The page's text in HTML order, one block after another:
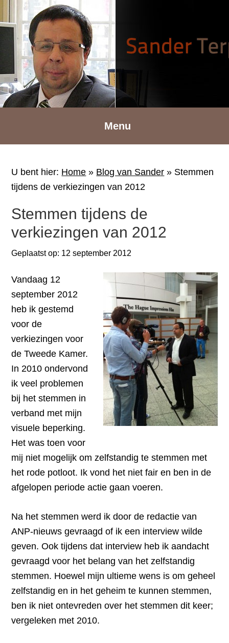
Spring
naar
hoofdnavigatie
naar
hoofd
inhoud
Spring
naar
voettekst
Menu
U bent hier: Home » Blog van Sander » Stemmen
tijdens de verkiezingen van 2012
Stemmen tijdens de
verkiezingen van 2012
Geplaatst op: 12 september 2012
Vandaag 12
september 2012
heb ik gestemd
voor de
verkiezingen voor
de Tweede Kamer.
In 2010 ondervond
ik veel problemen
bij het stemmen in
verband met mijn
visuele beperking.
Het was toen voor
mij niet mogelijk om zelfstandig te stemmen met
het rode potloot. Ik vond het niet fair en ben in de
afgelopen periode actie gaan voeren.
Na het stemmen werd ik door de redactie van
ANP-nieuws gevraagd of ik een interview wilde
geven. Ook tijdens dat interview heb ik aandacht
gevraagd voor het belang van het zelfstandig
stemmen. Hoewel mijn ultieme wens is om geheel
zelfstandig en in het geheim te kunnen stemmen,
ben ik niet ontevreden over het stemmen dit keer;
vergeleken met 2010.